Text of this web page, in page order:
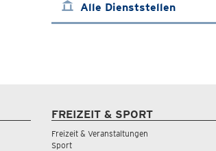
Alle Dienststellen
FREIZEIT & SPORT
Freizeit & Veranstaltungen
Sport